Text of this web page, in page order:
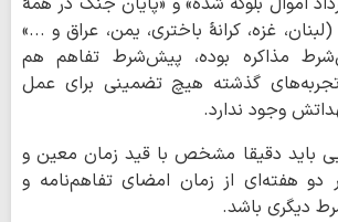
غزه، کرانۀ باختری، یمن، عراق و ...»
مذاکره بوده، پیش‌شرط تفاهم هم
گذشته هیچ تضمینی برای عمل
وجود ندارد.
باید دقیقا مشخص با قید زمان معین و
دو هفته‌ای از زمان امضای تفاهم‌نامه و
دیگری باشد.